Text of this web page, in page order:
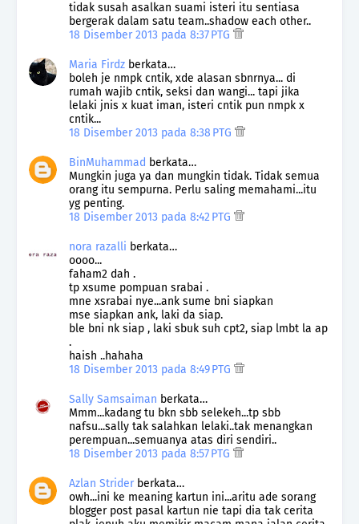
tidak susah asalkan suami isteri itu sentiasa
bergerak dalam satu team..shadow each other..
18 Disember 2013 pada 8:37 PTG
Maria Firdz berkata…
boleh je nmpk cntik, xde alasan sbnrnya... di
rumah wajib cntik, seksi dan wangi... tapi jika
lelaki jnis x kuat iman, isteri cntik pun nmpk x
cntik...
18 Disember 2013 pada 8:38 PTG
BinMuhammad berkata…
Mungkin juga ya dan mungkin tidak. Tidak semua
orang itu sempurna. Perlu saling memahami...itu
yg penting.
18 Disember 2013 pada 8:42 PTG
nora razalli berkata…
oooo...
faham2 dah .
tp xsume pompuan srabai .
mne xsrabai nye...ank sume bni siapkan
mse siapkan ank, laki da siap.
ble bni nk siap , laki sbuk suh cpt2, siap lmbt la ap
.
haish ..hahaha
18 Disember 2013 pada 8:49 PTG
Sally Samsaiman berkata…
Mmm...kadang tu bkn sbb selekeh...tp sbb
nafsu...sally tak salahkan lelaki..tak menangkan
perempuan...semuanya atas diri sendiri..
18 Disember 2013 pada 8:57 PTG
Azlan Striderberkata…
owh...ini ke meaning kartun ini...aritu ade sorang
blogger post pasal kartun nie tapi dia tak cerita